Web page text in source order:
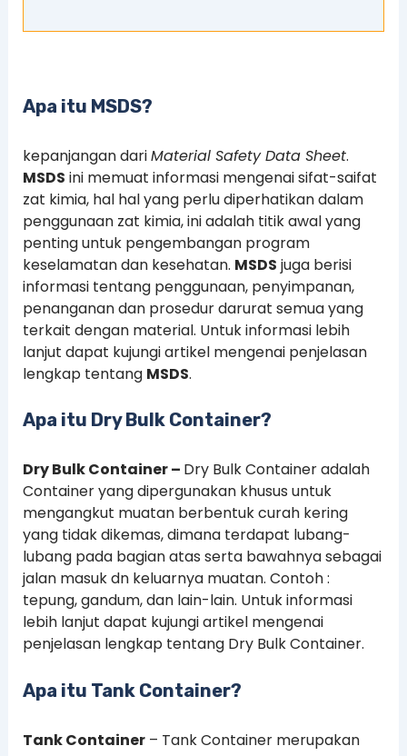
Apa itu MSDS?
kepanjangan dariMaterial Safety Data Sheet.
MSDS ini memuat informasi mengenai sifat-saifat
zat kimia, hal hal yang perlu diperhatikan dalam
penggunaan zat kimia, ini adalah titik awal yang
penting untuk pengembangan program
keselamatan dan kesehatan. MSDS juga berisi
informasi tentang penggunaan, penyimpanan,
penanganan dan prosedur darurat semua yang
terkait dengan material. Untuk informasi lebih
lanjut dapat kujungi artikel mengenai penjelasan
lengkap tentang MSDS.
Apa itu Dry Bulk Container?
Dry Bulk Container – Dry Bulk Container adalah
Container yang dipergunakan khusus untuk
mengangkut muatan berbentuk curah kering
yang tidak dikemas, dimana terdapat lubang-
lubang pada bagian atas serta bawahnya sebagai
jalan masuk dn keluarnya muatan. Contoh :
tepung, gandum, dan lain-lain. Untuk informasi
lebih lanjut dapat kujungi artikel mengenai
penjelasan lengkap tentang Dry Bulk Container.
Apa itu Tank Container?
Tank Container– Tank Container merupakan